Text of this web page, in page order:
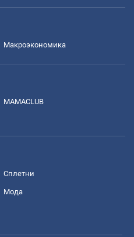
Mакроэкономика
MAMACLUB
Сплетни
Мода